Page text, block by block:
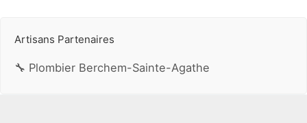
Artisans Partenaires
🔧 Plombier Berchem-Sainte-Agathe